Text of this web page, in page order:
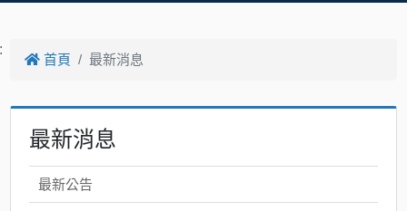
首頁 最新消息
最新消息
最新公告